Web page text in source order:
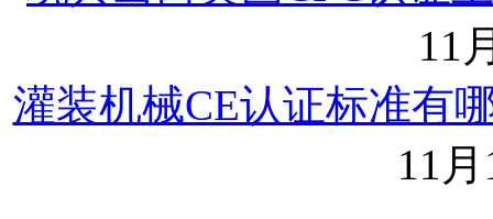
11
灌装机械CE认证标准有
11